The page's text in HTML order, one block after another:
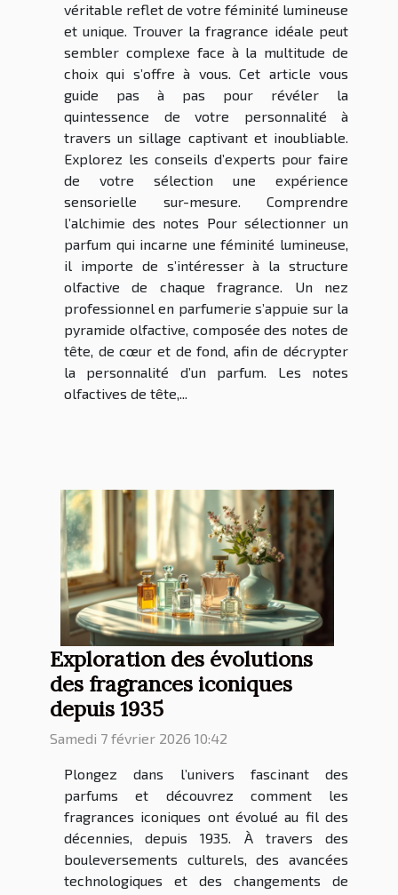
véritable reflet de votre féminité lumineuse
et unique. Trouver la fragrance idéale peut
sembler complexe face à la multitude de
choix qui s’offre à vous. Cet article vous
guide pas à pas pour révéler la
quintessence de votre personnalité à
travers un sillage captivant et inoubliable.
Explorez les conseils d’experts pour faire
de votre sélection une expérience
sensorielle sur-mesure. Comprendre
l’alchimie des notes Pour sélectionner un
parfum qui incarne une féminité lumineuse,
il importe de s’intéresser à la structure
olfactive de chaque fragrance. Un nez
professionnel en parfumerie s’appuie sur la
pyramide olfactive, composée des notes de
tête, de cœur et de fond, afin de décrypter
la personnalité d’un parfum. Les notes
olfactives de tête,...
Exploration des évolutions
des fragrances iconiques
depuis 1935
Samedi 7 février 2026 10:42
Plongez dans l’univers fascinant des
parfums et découvrez comment les
fragrances iconiques ont évolué au fil des
décennies, depuis 1935. À travers des
bouleversements culturels, des avancées
technologiques et des changements de